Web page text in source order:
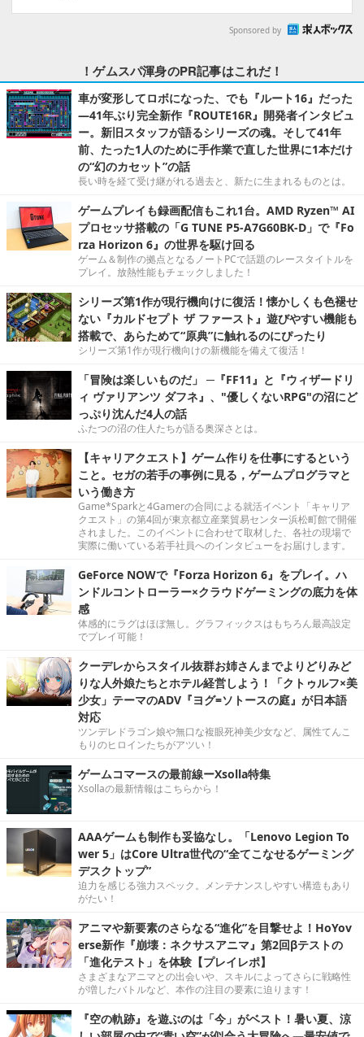
Sponsored by
！ゲムスパ渾身のPR記事はこれだ！
車が変形してロボになった、でも『ルート16』だった
―41年ぶり完全新作『ROUTE16R』開発者インタビュ
ー。新旧スタッフが語るシリーズの魂。そして41年
前、たった1人のために手作業で直した世界に1本だけ
の“幻のカセット”の話
長い時を経て受け継がれる過去と、新たに生まれるものとは。
ゲームプレイも録画配信もこれ1台。AMD Ryzen™ AI
プロセッサ搭載の「G TUNE P5-A7G60BK-D」で『Fo
rza Horizon 6』の世界を駆け回る
ゲーム＆制作の拠点となるノートPCで話題のレースタイトルを
プレイ。放熱性能もチェックしました！
シリーズ第1作が現行機向けに復活！懐かしくも色褪せ
ない『カルドセプト ザ ファースト』遊びやすい機能も
搭載で、あらためて“原典”に触れるのにぴったり
シリーズ第1作が現行機向けの新機能を備えて復活！
「冒険は楽しいものだ」 ─『FF11』と『ウィザードリ
ィ ヴァリアンツ ダフネ』、"優しくないRPG"の沼にど
っぷり沈んだ4人の話
ふたつの沼の住人たちが語る奥深さとは。
【キャリアクエスト】ゲーム作りを仕事にするという
こと。セガの若手の事例に見る，ゲームプログラマと
いう働き方
Game*Sparkと4Gamerの合同による就活イベント「キャリア
クエスト」の第4回が東京都立産業貿易センター浜松町館で開催
されました。このイベントに合わせて取材した、各社の現場で
実際に働いている若手社員へのインタビューをお届けします。
GeForce NOWで『Forza Horizon 6』をプレイ。ハ
ンドルコントローラー×クラウドゲーミングの底力を体
感
体感的にラグはほぼ無し。グラフィックスはもちろん最高設定
でプレイ可能！
クーデレからスタイル抜群お姉さんまでよりどりみど
りな人外娘たちとホテル経営しよう！「クトゥルフ×美
少女」テーマのADV『ヨグ=ソトースの庭』が日本語
対応
ツンデレドラゴン娘や無口な複眼死神美少女など、属性てんこ
もりのヒロインたちがアツい！
ゲームコマースの最前線ーXsolla特集
Xsollaの最新情報はこちらから！
AAAゲームも制作も妥協なし。「Lenovo Legion To
wer 5」はCore Ultra世代の“全てこなせるゲーミング
デスクトップ”
迫力を感じる強力スペック。メンテナンスしやすい構造もあり
がたい！
アニマや新要素のさらなる“進化”を目撃せよ！HoYov
erse新作『崩壊：ネクサスアニマ』第2回βテストの
「進化テスト」を体験【プレイレポ】
さまざまなアニマとの出会いや、スキルによってさらに戦略性
が増したバトルなど、本作の注目の要素に迫ります！
『空の軌跡』を遊ぶのは「今」がベスト！暑い夏、涼